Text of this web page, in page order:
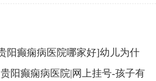
是怎么引起的？
阳癫痫病医院哪家好]幼儿为什
阳癫痫病医院|网上挂号-孩子有